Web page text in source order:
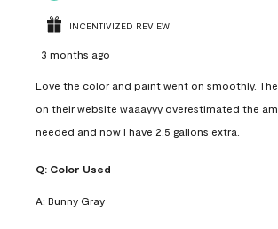
INCENTIVIZED REVIEW
3 months ago
Love the color and paint went on smoothly.
on their website waaayyy overestimated the
needed and now I have 2.5 gallons extra.
Q: Color Used
A: Bunny Gray